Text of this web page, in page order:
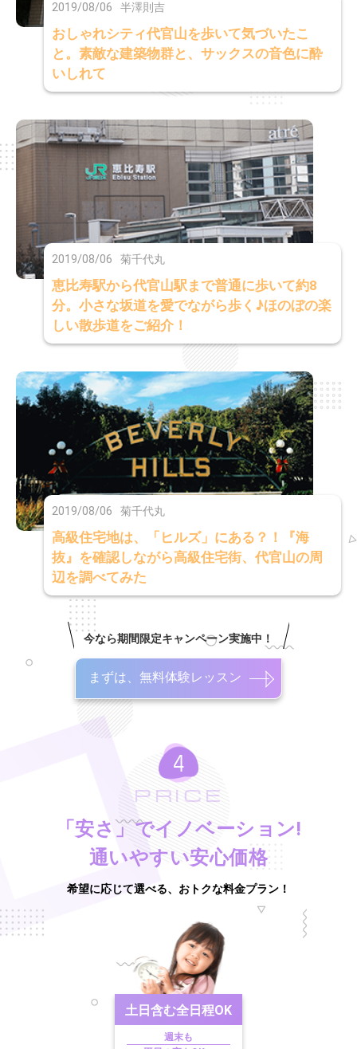
2019/08/06 半澤則吉
おしゃれシティ代官山を歩いて気づいたこ
と。素敵な建築物群と、サックスの音色に酔
いしれて
2019/08/06 菊千代丸
恵比寿駅から代官山駅まで普通に歩いて約8
分。小さな坂道を愛でながら歩く♪ほのぼの楽
しい散歩道をご紹介！
2019/08/06 菊千代丸
高級住宅地は、「ヒルズ」にある？！『海
抜』を確認しながら高級住宅街、代官山の周
辺を調べてみた
今なら期間限定キャンペーン実施中！
まずは、無料体験レッスン
PRICE
「安さ」でイノベーション!
通いやすい安心価格
希望に応じて選べる、おトクな料金プラン！
土日含む全日程OK
週末も